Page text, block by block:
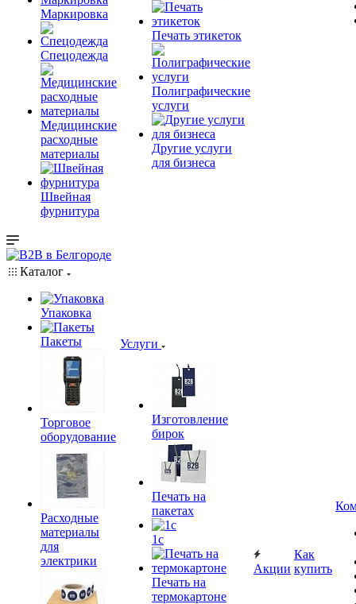
Маркировка
Спецодежда
Медицинские
расходные
материалы
Швейная
фурнитура
Печать этикеток
Полиграфические
услуги
Другие услуги
для бизнеса
Каталог
Упаковка
Пакеты
Торговое
оборудование
Расходные
материалы
для
электрики
Услуги
Изготовление
бирок
Печать на
пакетах
1c
Печать на
термокартоне
Акции
Как
купить